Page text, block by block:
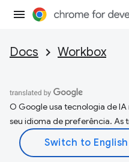
Docs Workbox
O Google usa tecnologia de
seu idioma de preferência. As